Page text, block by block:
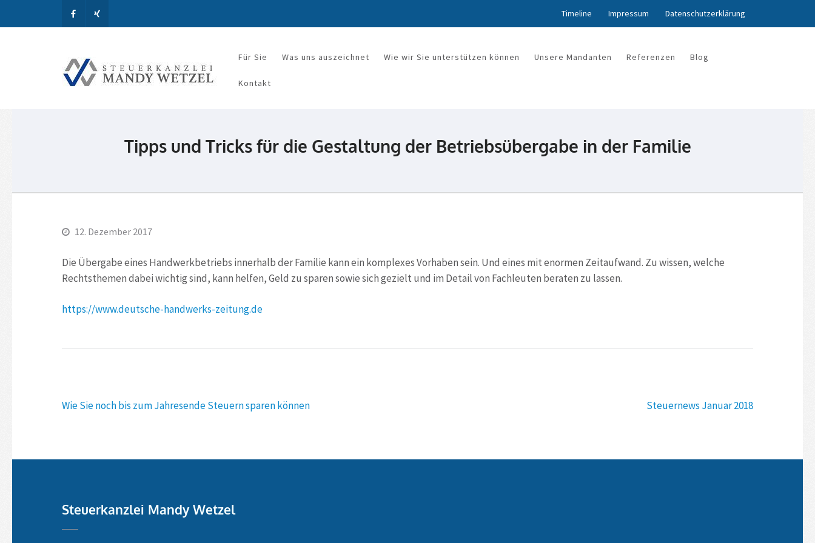
Timeline Impressum Datenschutzerklärung
Steuerkanzlei Mandy Wetzel
Für Sie Was uns auszeichnet Wie wir Sie unterstützen können Unsere Mandanten Referenzen Blog
Kontakt
Tipps und Tricks für die Gestaltung der Betriebsübergabe in der Familie
12. Dezember 2017
Die Übergabe eines Handwerkbetriebs innerhalb der Familie kann ein komplexes Vorhaben sein. Und eines mit enormen Zeitaufwand. Zu wissen, welche
Rechtsthemen dabei wichtig sind, kann helfen, Geld zu sparen sowie sich gezielt und im Detail von Fachleuten beraten zu lassen.
https://www.deutsche-handwerks-zeitung.de
Beitragsnavigation
Wie Sie noch bis zum Jahresende Steuern sparen können Steuernews Januar 2018
Steuerkanzlei Mandy Wetzel